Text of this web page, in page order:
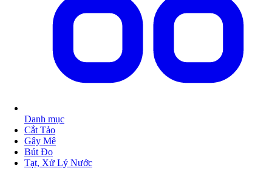
Danh mục
Cắt Tảo
Gây Mê
Bút Đo
Tạt, Xử Lý Nước